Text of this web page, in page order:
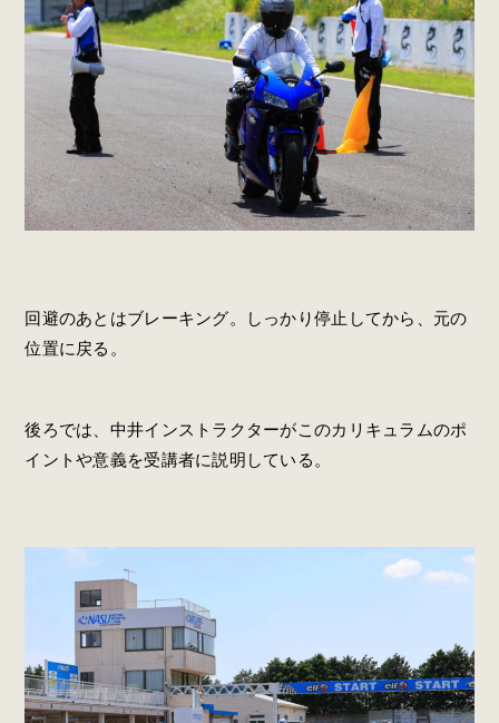
回避のあとはブレーキング。しっかり停止してから、元の
位置に戻る。
後ろでは、中井インストラクターがこのカリキュラムのポ
イントや意義を受講者に説明している。